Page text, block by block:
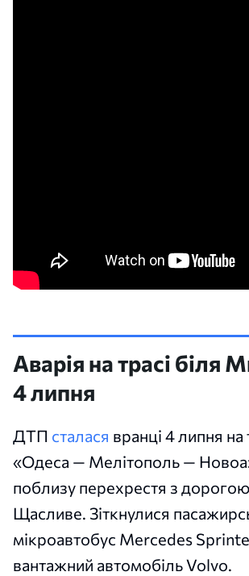
Аварія на трасі біля
4 липня
ДТП сталася вранці 4 липня
«Одеса — Мелітополь —
поблизу перехрестя з
Щасливе. Зіткнулися
мікроавтобус Mercedes
вантажний автомобіль Volvo.